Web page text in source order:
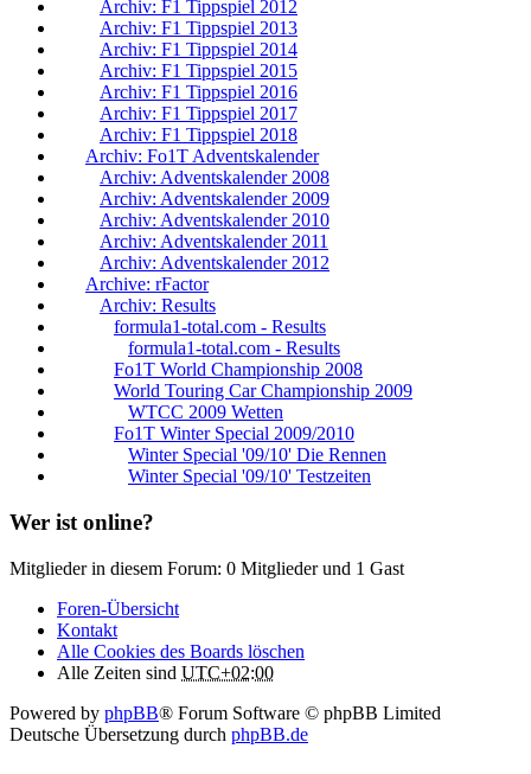
Archiv: F1 Tippspiel 2012
Archiv: F1 Tippspiel 2013
Archiv: F1 Tippspiel 2014
Archiv: F1 Tippspiel 2015
Archiv: F1 Tippspiel 2016
Archiv: F1 Tippspiel 2017
Archiv: F1 Tippspiel 2018
Archiv: Fo1T Adventskalender
Archiv: Adventskalender 2008
Archiv: Adventskalender 2009
Archiv: Adventskalender 2010
Archiv: Adventskalender 2011
Archiv: Adventskalender 2012
Archive: rFactor
Archiv: Results
formula1-total.com - Results
formula1-total.com - Results
Fo1T World Championship 2008
World Touring Car Championship 2009
WTCC 2009 Wetten
Fo1T Winter Special 2009/2010
Winter Special '09/10' Die Rennen
Winter Special '09/10' Testzeiten
Wer ist online?
Mitglieder in diesem Forum: 0 Mitglieder und 1 Gast
Foren-Übersicht
Kontakt
Alle Cookies des Boards löschen
Alle Zeiten sind UTC+02:00
Powered by phpBB® Forum Software © phpBB Limited
Deutsche Übersetzung durch phpBB.de